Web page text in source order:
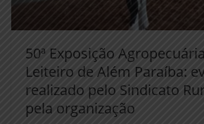
50ª Exposição
Leiteiro de Além Paraíba:
realizado pelo Sindicato
pela organização